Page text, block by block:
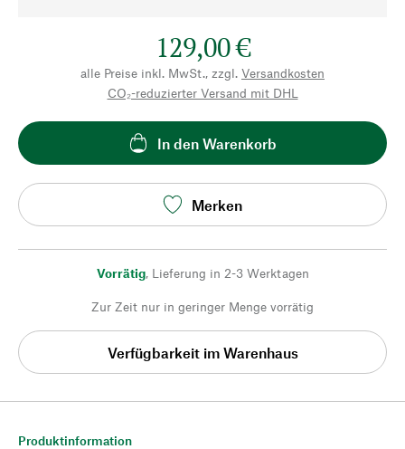
129,00 €
alle Preise inkl. MwSt., zzgl. Versandkosten
CO₂-reduzierter Versand mit DHL
In den Warenkorb
Merken
Vorrätig, Lieferung in 2-3 Werktagen
Zur Zeit nur in geringer Menge vorrätig
Verfügbarkeit im Warenhaus
Produktinformation